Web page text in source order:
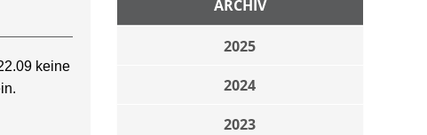
ARCHIV
2025
2024
2023
keine